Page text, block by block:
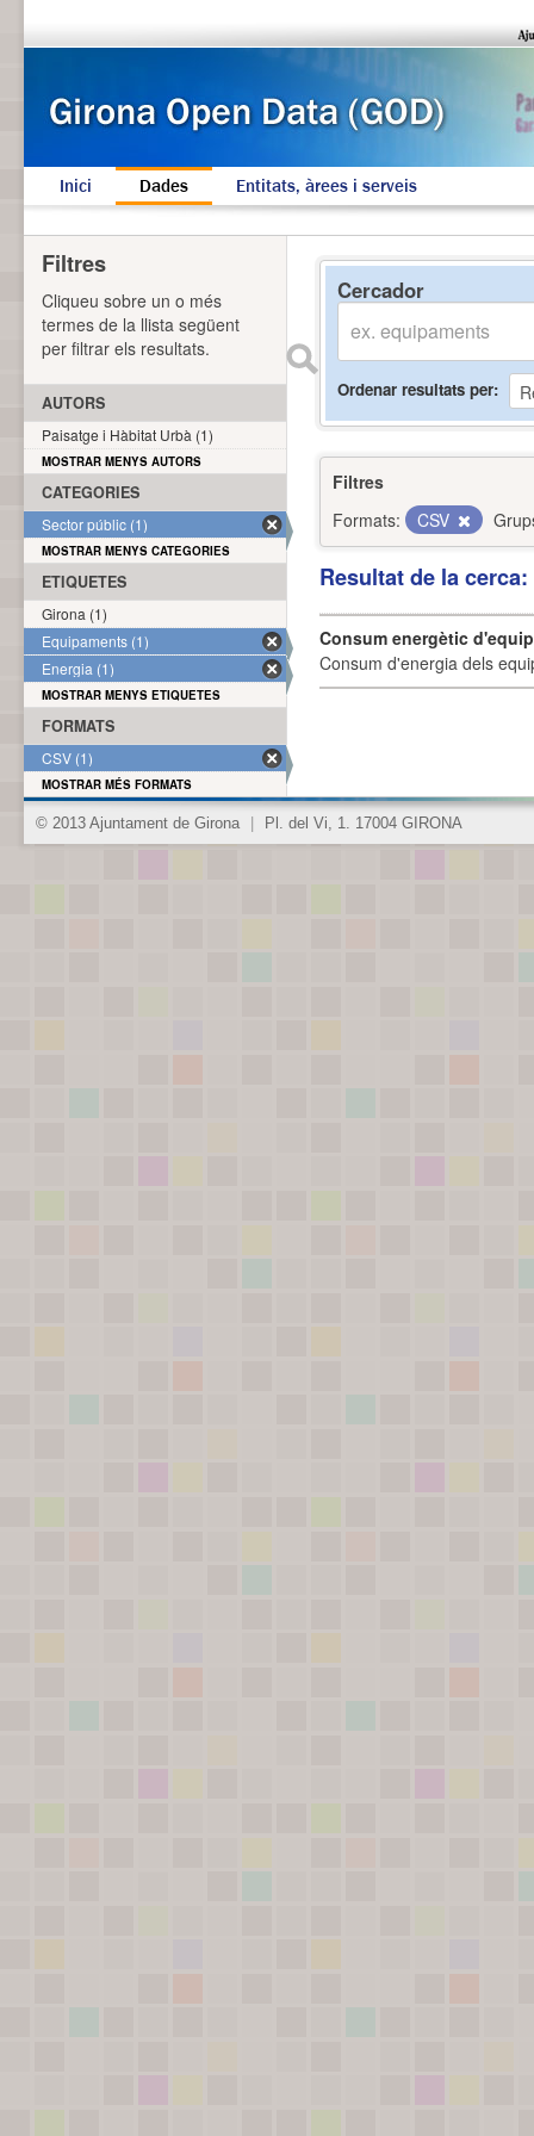
Inici Dades Entitats, àrees i serveis
Cercador
Ordenar resultats per
Filtres
Formats:
CSV
Resultat de la
Consum energètic
Consum d'energia dels
Filtres
Cliqueu sobre un o més
termes de la llista següent
per filtrar els resultats.
AUTORS
Paisatge i Hàbitat Urbà (1)
MOSTRAR MENYS AUTORS
CATEGORIES
Sector públic (1)
MOSTRAR MENYS CATEGORIES
ETIQUETES
Girona (1)
Equipaments (1)
Energia (1)
MOSTRAR MENYS ETIQUETES
FORMATS
CSV (1)
MOSTRAR MÉS FORMATS
© 2013 Ajuntament de Girona Pl. del Vi, 1. 17004 GIRONA